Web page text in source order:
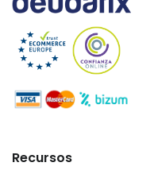
Recursos